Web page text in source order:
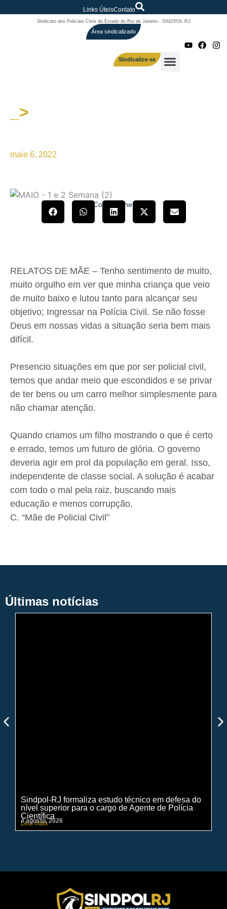
Links ÚteisContato
Sindicato dos Policiais Civis do Estado do Rio de Janeiro - SINDPOL RJ
Área sindicalizado
Sindicalize-se
_>
maio 6, 2022
Compartilhe!
RELATOS DE MÃE – Tenho sentimento de muito,
muito orgulho em ver que minha criança que veio
de muito baixo e lutou tanto para alcançar seu
objetivo; Ingressar na Polícia Civil. Se não fosse
Deus em nossas vidas a situação seria bem mais
difícil.
Presencio situações em que por ser policial civil,
temos que andar meio que escondidos e se privar
de ter bens ou um carro melhor simplesmente para
não chamar atenção.
Quando criamos um filho mostrando o que é certo
e errado, temos um futuro de glória. O governo
deveria agir em prol da população em geral. Isso,
independente de classe social. A solução é acabar
com todo o mal pela raiz, buscando mais
educação e menos corrupção.
C. “Mãe de Policial Civil”
Últimas notícias
Sindpol-RJ formaliza estudo técnico em defesa do
nível superior para o cargo de Agente de Polícia
Científica
Leia mais
4 agosto, 2026